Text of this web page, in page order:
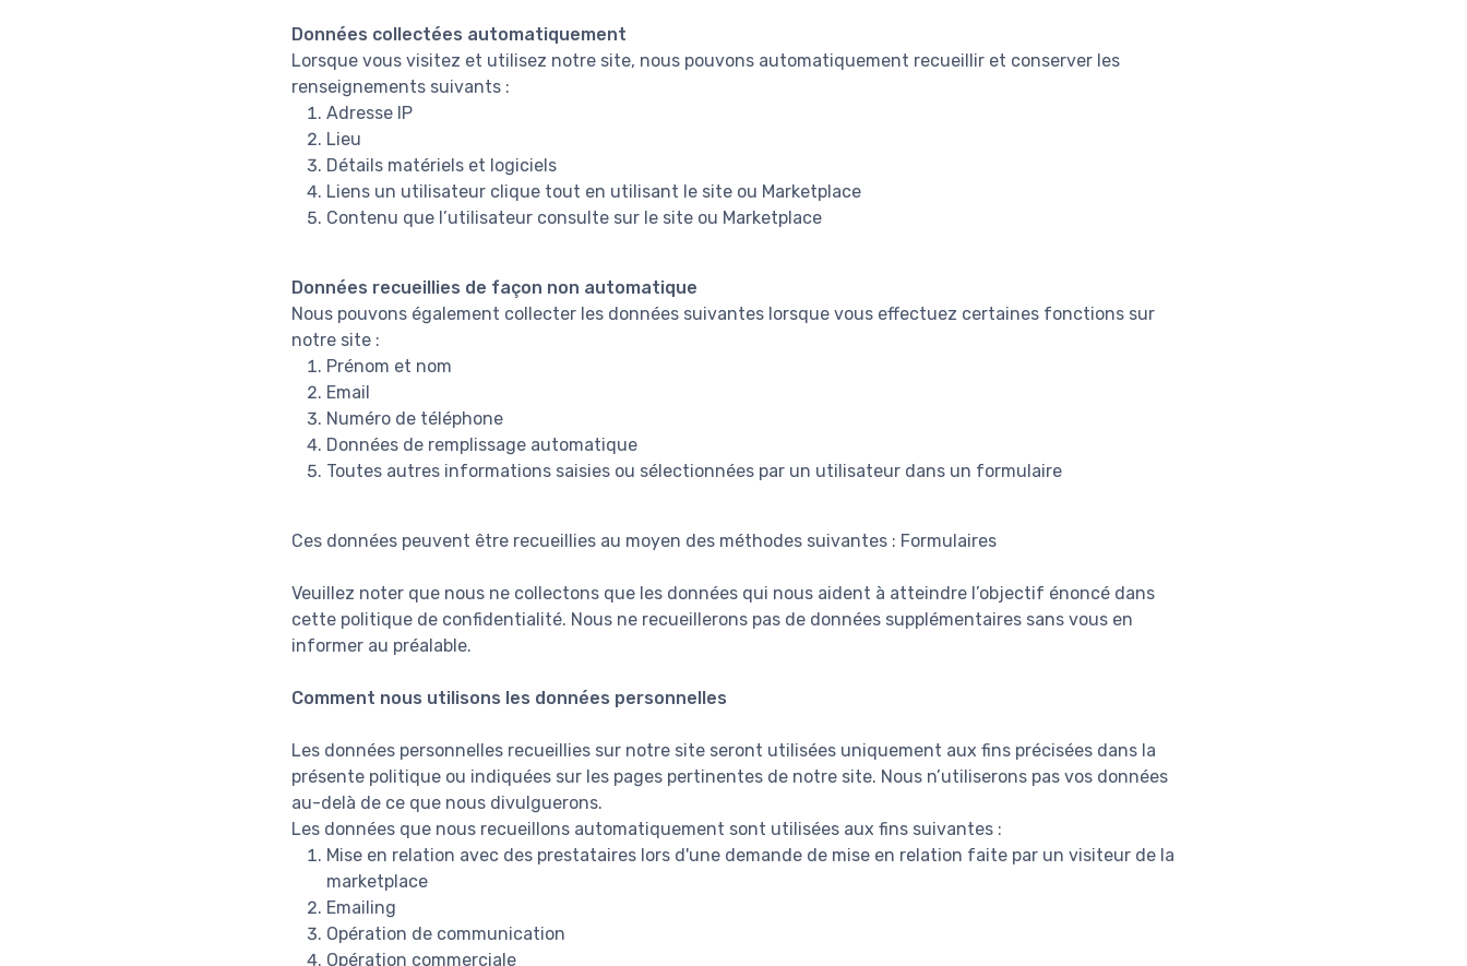
Données collectées automatiquement
Lorsque vous visitez et utilisez notre site, nous pouvons automatiquement recueillir et conserver les
renseignements suivants :
Adresse IP
Lieu
Détails matériels et logiciels
Liens un utilisateur clique tout en utilisant le site ou Marketplace
Contenu que l’utilisateur consulte sur le site ou Marketplace
Données recueillies de façon non automatique
Nous pouvons également collecter les données suivantes lorsque vous effectuez certaines fonctions sur
notre site :
Prénom et nom
Email
Numéro de téléphone
Données de remplissage automatique
Toutes autres informations saisies ou sélectionnées par un utilisateur dans un formulaire
Ces données peuvent être recueillies au moyen des méthodes suivantes : Formulaires
Veuillez noter que nous ne collectons que les données qui nous aident à atteindre l’objectif énoncé dans
cette politique de confidentialité. Nous ne recueillerons pas de données supplémentaires sans vous en
informer au préalable.
Comment nous utilisons les données personnelles
Les données personnelles recueillies sur notre site seront utilisées uniquement aux fins précisées dans la
présente politique ou indiquées sur les pages pertinentes de notre site. Nous n’utiliserons pas vos données
au-delà de ce que nous divulguerons.
Les données que nous recueillons automatiquement sont utilisées aux fins suivantes :
Mise en relation avec des prestataires lors d'une demande de mise en relation faite par un visiteur de la
marketplace
Emailing
Opération de communication
Opération commerciale